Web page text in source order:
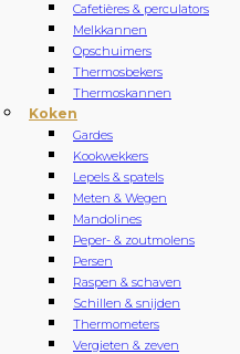
Cafetières & perculators
Melkkannen
Opschuimers
Thermosbekers
Thermoskannen
Koken
Gardes
Kookwekkers
Lepels & spatels
Meten & Wegen
Mandolines
Peper- & zoutmolens
Persen
Raspen & schaven
Schillen & snijden
Thermometers
Vergieten & zeven